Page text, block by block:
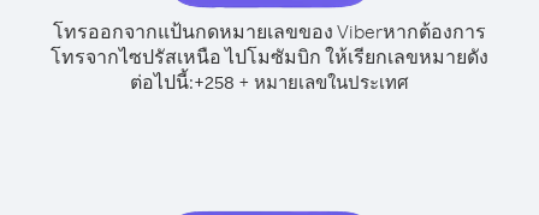
โทรออกจากแป้นกดหมายเลขของ Viberหากต้องการ
โทรจากไซปรัสเหนือ ไปโมซัมบิก ให้เรียกเลขหมายดัง
ต่อไปนี้:+258 + หมายเลขในประเทศ